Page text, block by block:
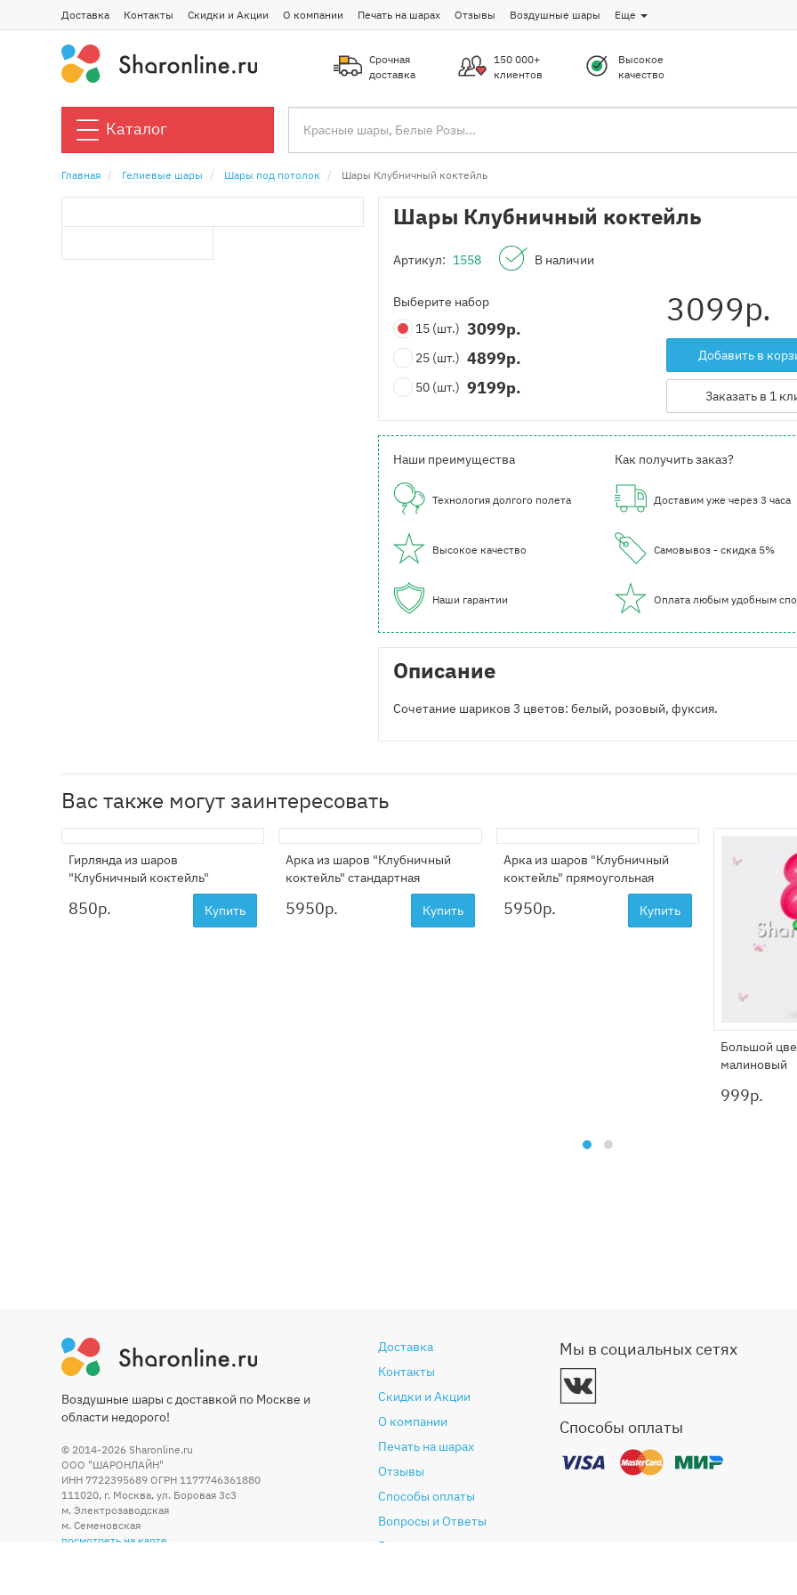
Доставка Контакты Скидки и Акции О компании Печать на шарах Отзывы Воздушные шары Еще
Срочная
доставка
150 000+
клиентов
Высокое
качество
Каталог
Главная Гелиевые шары Шары под потолок Шары Клубничный коктейль
Шары Клубничный коктейль
Артикул: 1558 В наличии
Выберите набор
15 (шт.) 3099р.
25 (шт.) 4899р.
50 (шт.) 9199р.
3099р.
Добавить в
Заказать в 1
Наши преимущества
Технология долгого полета
Высокое качество
Наши гарантии
Как получить заказ?
Доставим уже через 3 часа
Самовывоз - скидка 5%
Оплата любым удобным
Описание
Сочетание шариков 3 цветов: белый, розовый, фуксия.
Вас также могут заинтересовать
Гирлянда из шаров
"Клубничный коктейль"
850р. Купить
Арка из шаров "Клубничный
коктейль" стандартная
5950р. Купить
Арка из шаров "Клубничный
коктейль" прямоугольная
5950р. Купить
Большой
малиновый
999р.
Воздушные шары с доставкой по Москве и
области недорого!
© 2014-2026 Sharonline.ru
ООО "ШАРОНЛАЙН"
ИНН 7722395689 ОГРН 1177746361880
111020, г. Москва, ул. Боровая 3c3
м. Электрозаводская
м. Семеновская
посмотреть на карте
Доставка
Контакты
Скидки и Акции
О компании
Печать на шарах
Отзывы
Способы оплаты
Вопросы и Ответы
Гарантия и возврат
Мы в социальных сетях
Способы оплаты